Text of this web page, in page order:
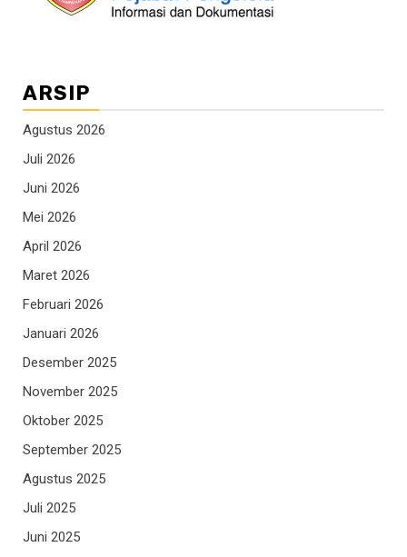
ARSIP
Agustus 2026
Juli 2026
Juni 2026
Mei 2026
April 2026
Maret 2026
Februari 2026
Januari 2026
Desember 2025
November 2025
Oktober 2025
September 2025
Agustus 2025
Juli 2025
Juni 2025